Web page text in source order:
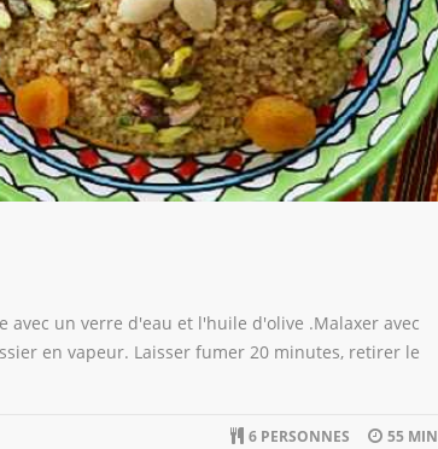
un verre d'eau et l'huile d'olive .Malaxer avec
en vapeur. Laisser fumer 20 minutes, retirer le
55 MIN
6 PERSONNES